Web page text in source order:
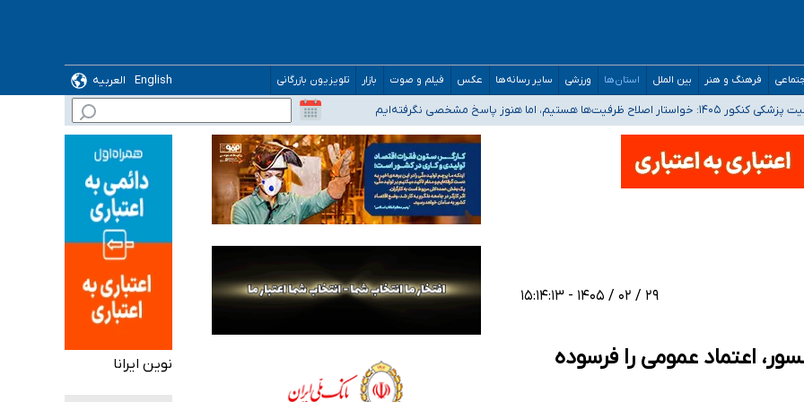
فرهنگ و هنر بین الملل استان‌ها ورزشی سایر رسانه‌ها عکس فیلم و صوت بازار تلویزیون بازرگانی English
العربیه
اما هنوز پاسخ مشخصی نگرفته‌ایم
عملیات و دکترای تخصصی جغرافیای نظامی دافوس آجا
و کرمان بالاتر از آستانه هشدار
۲۹ / ۰۲ / ۱۴۰۵ - ۱۵:۱۴:۱۳
اعتماد عمومی را فرسوده
نوین ایرانا